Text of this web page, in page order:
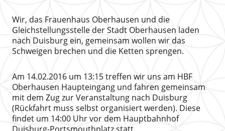
Wir, das Frauenhaus Oberhausen und die
Gleichstellungsstelle der Stadt Oberhausen laden
nach Duisburg ein, gemeinsam wollen wir das
Schweigen brechen und die Ketten sprengen.
Am 14.02.2016 um 13:15 treffen wir uns am HBF
Oberhausen Haupteingang und fahren gemeinsam
mit dem Zug zur Veranstaltung nach Duisburg
(Rückfahrt muss selbst organisiert werden). Diese
findet um 14:00 Uhr vor dem Hauptbahnhof